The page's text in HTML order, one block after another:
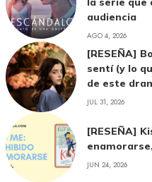
audiencia
AGO 4, 2026
[RESEÑA]
sentí (y lo
de este
JUL 31, 2026
[RESEÑA]
JUN 24, 2026